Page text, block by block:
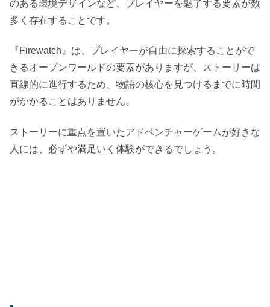
のある環境デザインなど、プレイヤーを魅了する要素が数
多く存在することです。
『Firewatch』は、プレイヤーが自由に探索することがで
きるオープンワールドの要素がありますが、ストーリーは
直線的に進行するため、物語の核心を見つけるまでに時間
がかかることはありません。
ストーリーに重点を置いたアドベンチャーゲームが好きな
人には、必ずや満足いく体験ができるでしょう。